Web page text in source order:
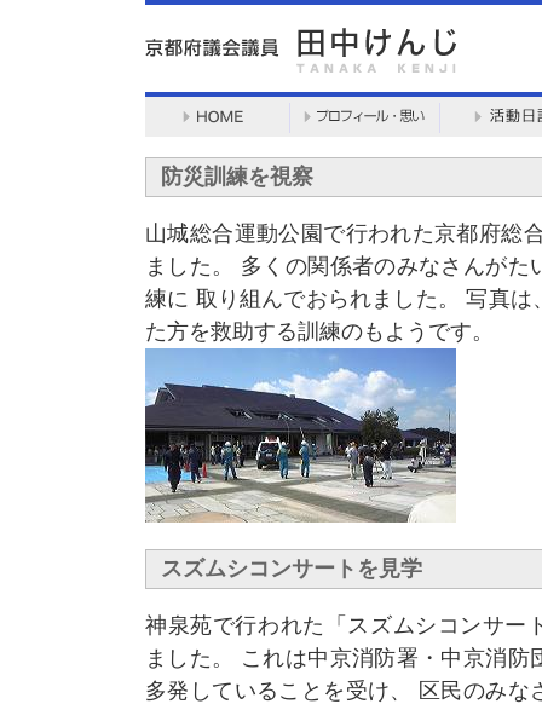
防災訓練を視察
山城総合運動公園で行われた京都府総
ました。 多くの関係者のみなさんがた
練に 取り組んでおられました。 写真は
た方を救助する訓練のもようです。
スズムシコンサートを見学
神泉苑で行われた「スズムシコンサー
ました。 これは中京消防署・中京消防
多発していることを受け、 区民のみな